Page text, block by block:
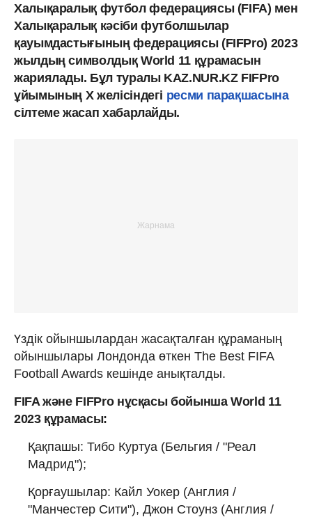
Халықаралық футбол федерациясы (FIFA) мен
Халықаралық кәсіби футболшылар
қауымдастығының федерациясы (FIFPro) 2023
жылдың символдық World 11 құрамасын
жариялады. Бұл туралы KAZ.NUR.KZ FIFPro
ұйымының X желісіндегі ресми парақшасына
сілтеме жасап хабарлайды.
Үздік ойыншылардан жасақталған құраманың
ойыншылары Лондонда өткен The Best FIFA
Football Awards кешінде анықталды.
FIFA және FIFPro нұсқасы бойынша World 11
2023 құрамасы:
Қақпашы: Тибо Куртуа (Бельгия / "Реал
Мадрид");
Қорғаушылар: Кайл Уокер (Англия /
"Манчестер Сити"), Джон Стоунз (Англия /